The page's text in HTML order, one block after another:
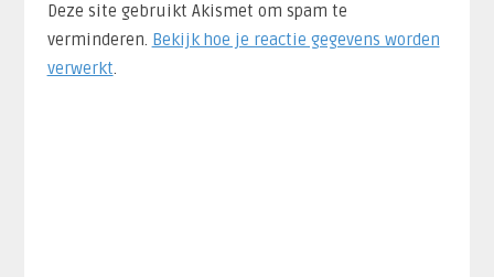
Deze site gebruikt Akismet om spam te
verminderen. Bekijk hoe je reactie gegevens worden
verwerkt.